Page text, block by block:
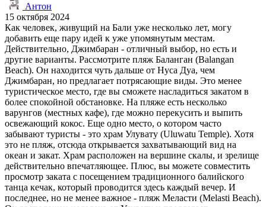
Антон
15 октября 2024
Как человек, живущий на Бали уже несколько лет, могу
добавить еще пару идей к уже упомянутым местам.
Действительно, Джимбаран - отличный выбор, но есть и
другие варианты. Рассмотрите пляж Баланган (Balangan
Beach). Он находится чуть дальше от Нуса Дуа, чем
Джимбаран, но предлагает потрясающие виды. Это менее
туристическое место, где вы сможете насладиться закатом в
более спокойной обстановке. На пляже есть несколько
варунгов (местных кафе), где можно перекусить и выпить
освежающий кокос. Еще одно место, о котором часто
забывают туристы - это храм Улувату (Uluwatu Temple). Хотя
это не пляж, отсюда открывается захватывающий вид на
океан и закат. Храм расположен на вершине скалы, и зрелище
действительно впечатляющее. Плюс, вы можете совместить
просмотр заката с посещением традиционного балийского
танца кечак, который проводится здесь каждый вечер. И
последнее, но не менее важное - пляж Меласти (Melasti Beach).